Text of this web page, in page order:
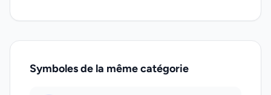
Symboles de la même catégorie